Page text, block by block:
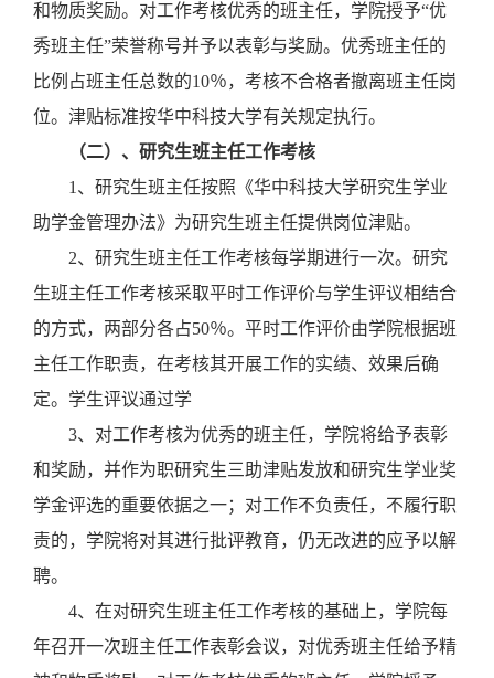
和物质奖励。对工作考核优秀的班主任，学院授予“优
秀班主任”荣誉称号并予以表彰与奖励。优秀班主任的
比例占班主任总数的10％，考核不合格者撤离班主任岗
位。津贴标准按华中科技大学有关规定执行。
（二）、研究生班主任工作考核
1 、研究生班主任按照《华中科技大学研究生学业
助学金管理办法》为研究生班主任提供岗位津贴。
2、 研究生班主任工作考核每学期进行一次。研究
生班主任工作考核采取平时工作评价与学生评议相结合
的方式，两部分各占50％。平时工作评价由学院根据班
主任工作职责，在考核其开展工作的实绩、效果后确
定。学生评议通过学
3、对工作考核为优秀的班主任，学院将给予表彰
和奖励，并作为职研究生三助津贴发放和研究生学业奖
学金评选的重要依据之一；对工作不负责任，不履行职
责的，学院将对其进行批评教育，仍无改进的应予以解
聘。
4、在对研究生班主任工作考核的基础上，学院每
年召开一次班主任工作表彰会议，对优秀班主任给予精